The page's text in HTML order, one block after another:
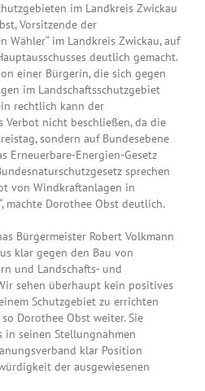
im Landkreis Zwickau
Vorsitzende der
Wähler“ im Landkreis Zwickau, auf
deutlich gemacht.
einer Bürgerin, die sich gegen
im Landschaftsschutzgebiet
rechtlich kann der
Verbot nicht beschließen, da die
sondern auf Bundesebene
Erneuerbare-Energien-Gesetz
sprechen
von Windkraftanlagen in
machte Dorothee Obst deutlich.
Bürgermeister Robert Volkmann
klar gegen den Bau von
und Landschafts- und
sehen überhaupt kein positives
Schutzgebiet zu errichten
Dorothee Obst weiter. Sie
in seinen Stellungnahmen
klar Position
der ausgewiesenen